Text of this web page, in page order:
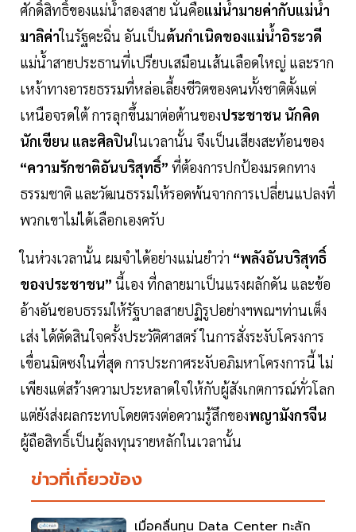
ศักดิ์สิทธิ์ของแม่น้ำสองสาย นั่นคือแม่น้ำมายค่ากับแม่น้ำ
มาลิค่าในรัฐคะฉิ่น อันเป็นต้นกำเนิดของแม่น้ำอิระวดี
แม่น้ำสายประธานที่เปรียบเสมือนเส้นเลือดใหญ่ และราก
เหง้าทางอารยธรรมที่หล่อเลี้ยงชีวิตของคนทั้งชาติตั้งแต่
เหนือจรดใต้ การลุกขึ้นมาต่อต้านของประชาชน นักคิด
นักเขียน และศิลปินในเวลานั้น จึงเป็นเสียงสะท้อนของ
“ความรักชาติอันบริสุทธิ์” ที่ต้องการปกป้องมรดกทาง
ธรรมชาติ และวัฒนธรรมให้รอดพ้นจากการเปลี่ยนแปลงที่
พวกเขาไม่ได้เลือกเองครับ
ในห่วงเวลานั้น ผมจำได้อย่างแม่นยำว่า “พลังอันบริสุทธิ์
ของประชาชน” นี้เอง ที่กลายมาเป็นแรงผลักดัน และข้อ
อ้างอันชอบธรรมให้รัฐบาลสายปฏิรูปอย่างฯพณฯท่านเต็ง
เส่ง ได้ตัดสินใจครั้งประวัติศาสตร์ ในการสั่งระงับโครงการ
เขื่อนมิตซงในที่สุด การประกาศระงับอภิมหาโครงการนี้ ไม่
เพียงแต่สร้างความประหลาดใจให้กับผู้สังเกตการณ์ทั่วโลก
แต่ยังส่งผลกระทบโดยตรงต่อความรู้สึกของพญามังกรจีน
ผู้ถือสิทธิ์เป็นผู้ลงทุนรายหลักในเวลานั้น
ข่าวที่เกี่ยวข้อง
เมื่อคลื่นทุน Data Center ทะลัก